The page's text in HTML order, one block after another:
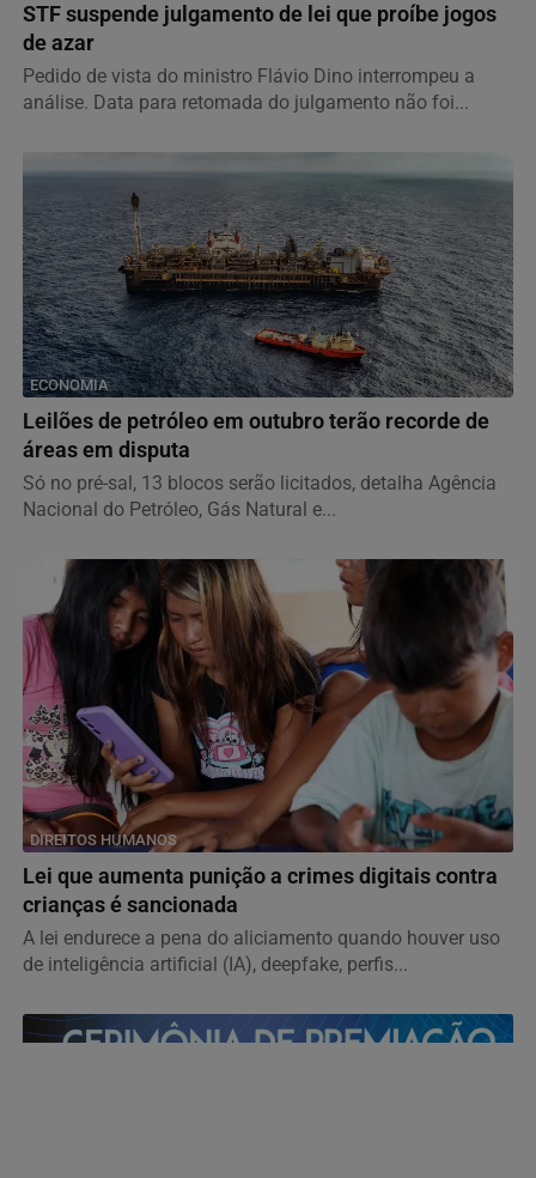
STF suspende julgamento de lei que proíbe jogos
de azar
Pedido de vista do ministro Flávio Dino interrompeu a
análise. Data para retomada do julgamento não foi...
ECONOMIA
Leilões de petróleo em outubro terão recorde de
áreas em disputa
Só no pré-sal, 13 blocos serão licitados, detalha Agência
Nacional do Petróleo, Gás Natural e...
DIREITOS HUMANOS
Lei que aumenta punição a crimes digitais contra
crianças é sancionada
A lei endurece a pena do aliciamento quando houver uso
de inteligência artificial (IA), deepfake, perfis...